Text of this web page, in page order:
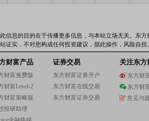
信息的目的在于传播更多信息，与本站立场无关。东
证实，不对您构成任何投资建议，据此操作，风险自担